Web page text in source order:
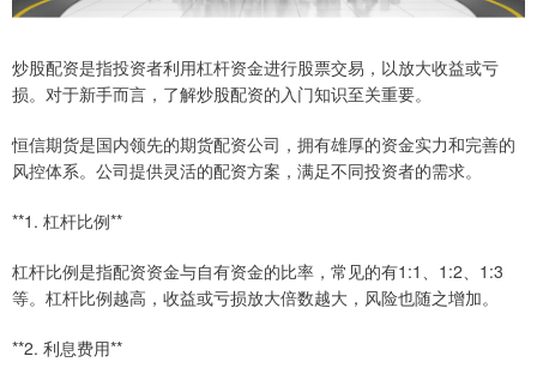
炒股配资是指投资者利用杠杆资金进行股票交易，以放大收益或亏
损。对于新手而言，了解炒股配资的入门知识至关重要。
恒信期货是国内领先的期货配资公司，拥有雄厚的资金实力和完善的
风控体系。公司提供灵活的配资方案，满足不同投资者的需求。
**1. 杠杆比例**
杠杆比例是指配资资金与自有资金的比率，常见的有1:1、1:2、1:3
等。杠杆比例越高，收益或亏损放大倍数越大，风险也随之增加。
**2. 利息费用**